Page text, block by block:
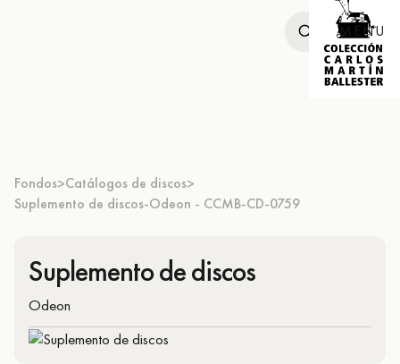
MENU
Fondos>Catálogos de discos>
Suplemento de discos-Odeon - CCMB-CD-0759
Suplemento de discos
Odeon